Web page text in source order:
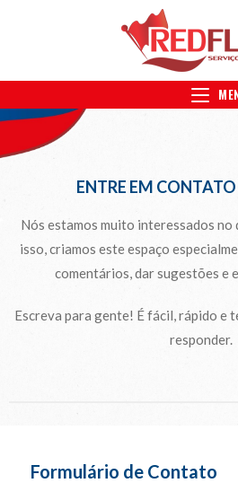
ENTRE EM
Nós estamos muito interessados no
isso, criamos este espaço
comentários, dar sugestões e
Escreva para gente! É fácil, rápido e
responder.
Formulário de Contato